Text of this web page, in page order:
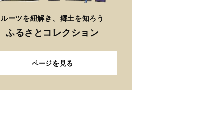
ルーツを紐解き、郷土を知ろう
ふるさとコレクション
ページを見る